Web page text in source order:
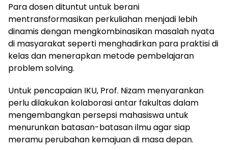
Para dosen dituntut untuk berani
mentransformasikan perkuliahan menjadi lebih
dinamis dengan mengkombinasikan masalah nyata
di masyarakat seperti menghadirkan para praktisi di
kelas dan menerapkan metode pembelajaran
problem solving.
Untuk pencapaian IKU, Prof. Nizam menyarankan
perlu dilakukan kolaborasi antar fakultas dalam
mengembangkan persepsi mahasiswa untuk
menurunkan batasan-batasan ilmu agar siap
meramu perubahan kemajuan di masa depan.